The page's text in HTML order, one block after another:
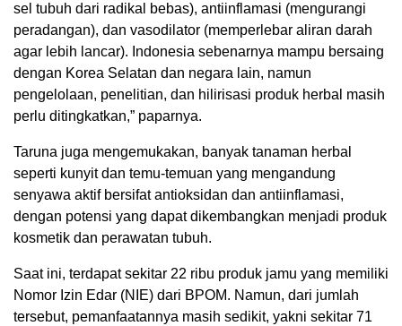
sel tubuh dari radikal bebas), antiinflamasi (mengurangi
peradangan), dan vasodilator (memperlebar aliran darah
agar lebih lancar). Indonesia sebenarnya mampu bersaing
dengan Korea Selatan dan negara lain, namun
pengelolaan, penelitian, dan hilirisasi produk herbal masih
perlu ditingkatkan,” paparnya.
Taruna juga mengemukakan, banyak tanaman herbal
seperti kunyit dan temu-temuan yang mengandung
senyawa aktif bersifat antioksidan dan antiinflamasi,
dengan potensi yang dapat dikembangkan menjadi produk
kosmetik dan perawatan tubuh.
Saat ini, terdapat sekitar 22 ribu produk jamu yang memiliki
Nomor Izin Edar (NIE) dari BPOM. Namun, dari jumlah
tersebut, pemanfaatannya masih sedikit, yakni sekitar 71